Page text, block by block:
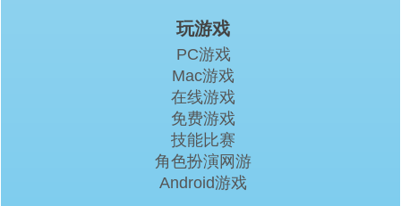
玩游戏
PC游戏
Mac游戏
在线游戏
免费游戏
技能比赛
角色扮演网游
Android游戏